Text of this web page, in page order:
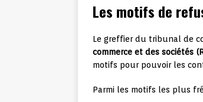
Les motifs de
Le greffier du tribunal de
commerce et des sociétés
motifs pour pouvoir les
Parmi les motifs les plus